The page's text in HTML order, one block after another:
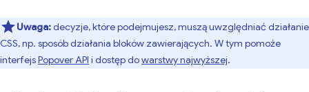
Uwaga:decyzje, które podejmujesz, muszą uwzględniać działanie
CSS, np. sposób działania bloków zawierających. W tym pomoże
interfejsPopover API i dostęp dowarstwy najwyższej.